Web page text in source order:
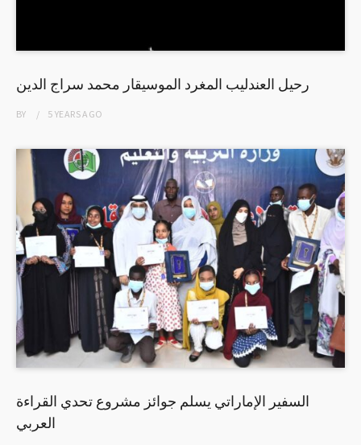
رحيل العندليب المغرد الموسيقار محمد سراج الدين
BY 5 YEARSAGO
السفير الإماراتي يسلم جوائز مشروع تحدي القراءة
العربي